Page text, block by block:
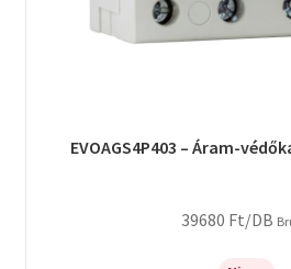
EVOAGS4P403 – Áram-
39680 Ft/DB